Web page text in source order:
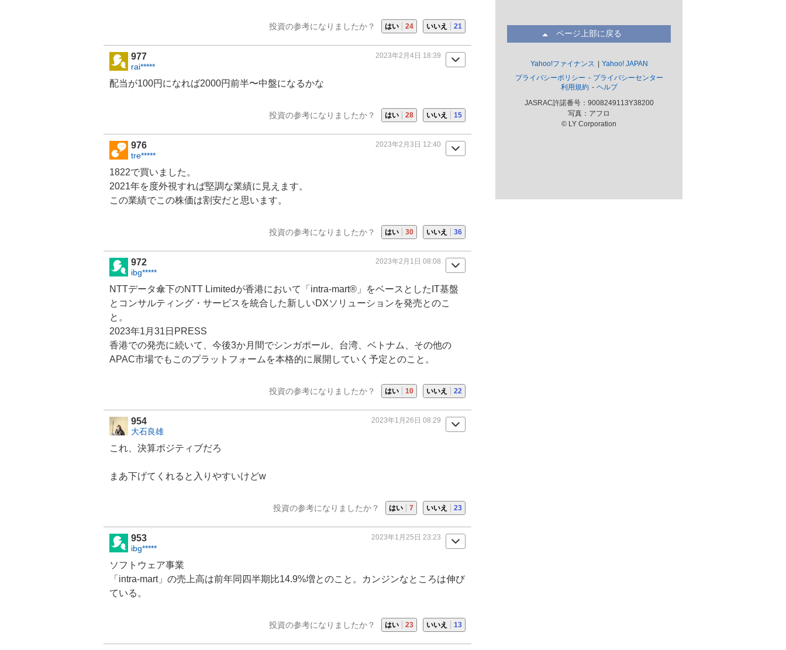
投資の参考になりましたか？ はい 24 いいえ 21
977
rai*****
2023年2月4日 18:39
配当が100円になれば2000円前半〜中盤になるかな
投資の参考になりましたか？ はい 28 いいえ 15
976
tre*****
2023年2月3日 12:40
1822で買いました。
2021年を度外視すれば堅調な業績に見えます。
この業績でこの株価は割安だと思います。
投資の参考になりましたか？ はい 30 いいえ 36
972
ibg*****
2023年2月1日 08:08
NTTデータ傘下のNTT Limitedが香港において「intra-mart®」をベースとしたIT基盤
とコンサルティング・サービスを統合した新しいDXソリューションを発売とのこ
と。
2023年1月31日PRESS
香港での発売に続いて、今後3か月間でシンガポール、台湾、ベトナム、その他の
APAC市場でもこのプラットフォームを本格的に展開していく予定とのこと。
投資の参考になりましたか？ はい 10 いいえ 22
954
大石良雄
2023年1月26日 08:29
これ、決算ポジティブだろ
まあ下げてくれると入りやすいけどw
投資の参考になりましたか？ はい 7 いいえ 23
953
ibg*****
2023年1月25日 23:23
ソフトウェア事業
「intra-mart」の売上高は前年同四半期比14.9%増とのこと。カンジンなところは伸び
ている。
投資の参考になりましたか？ はい 23 いいえ 13
ページ上部に戻る
Yahoo!ファイナンス
Yahoo! JAPAN
プライバシーポリシー
プライバシーセンター
利用規約
ヘルプ
JASRAC許諾番号：9008249113Y38200
写真：アフロ
© LY Corporation